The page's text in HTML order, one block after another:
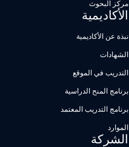
مركز البحوث
الأكاديمية
نبذة عن الأكاديمية
الشهادات
التدريب في الموقع
برنامج المنح الدراسية
برنامج التدريب المعتمد
الموارد
الشركة